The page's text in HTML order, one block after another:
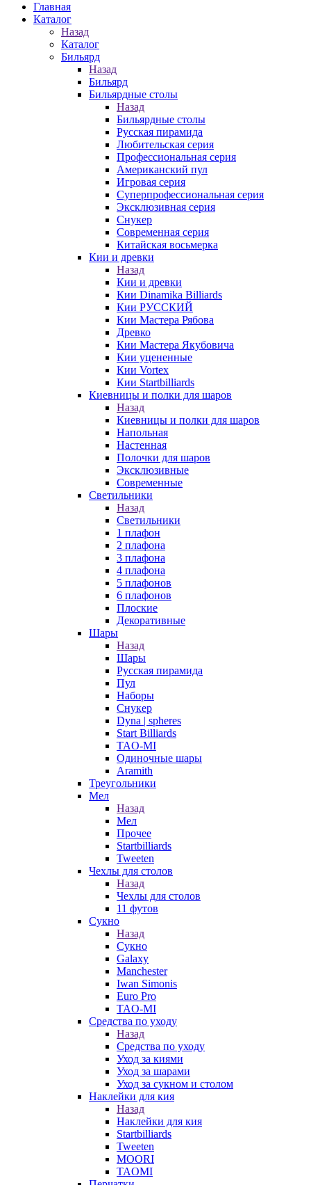
Главная
Каталог
Назад
Каталог
Бильярд
Назад
Бильярд
Бильярдные столы
Назад
Бильярдные столы
Русская пирамида
Любительская серия
Профессиональная серия
Американский пул
Игровая серия
Суперпрофессиональная серия
Эксклюзивная серия
Снукер
Современная серия
Китайская восьмерка
Кии и древки
Назад
Кии и древки
Кии Dinamika Billiards
Кии РУССКИЙ
Кии Мастера Рябова
Древко
Кии Мастера Якубовича
Кии уцененные
Кии Vortex
Кии Startbilliards
Киевницы и полки для шаров
Назад
Киевницы и полки для шаров
Напольная
Настенная
Полочки для шаров
Эксклюзивные
Современные
Светильники
Назад
Светильники
1 плафон
2 плафона
3 плафона
4 плафона
5 плафонов
6 плафонов
Плоские
Декоративные
Шары
Назад
Шары
Русская пирамида
Пул
Наборы
Снукер
Dyna | spheres
Start Billiards
TAO-MI
Одиночные шары
Aramith
Треугольники
Мел
Назад
Мел
Прочее
Startbilliards
Tweeten
Чехлы для столов
Назад
Чехлы для столов
11 футов
Сукно
Назад
Сукно
Galaxy
Manchester
Iwan Simonis
Euro Pro
TAO-MI
Средства по уходу
Назад
Средства по уходу
Уход за киями
Уход за шарами
Уход за сукном и столом
Наклейки для кия
Назад
Наклейки для кия
Startbilliards
Tweeten
MOORI
TAOMI